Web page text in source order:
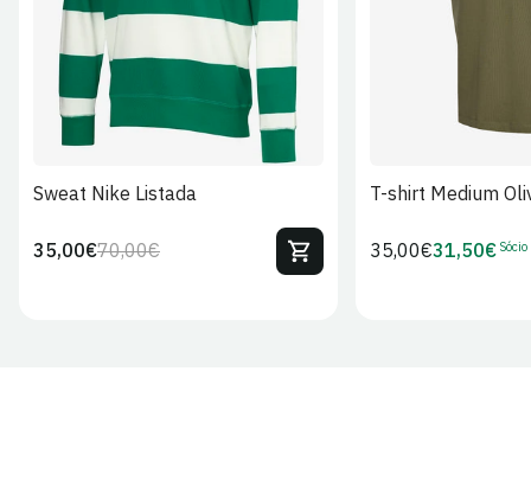
Sweat Nike Listada
Preço
70,00€Preço
35,00€
T-shirt Medium
Preço
35,00€Preço
31,50€ Sócio